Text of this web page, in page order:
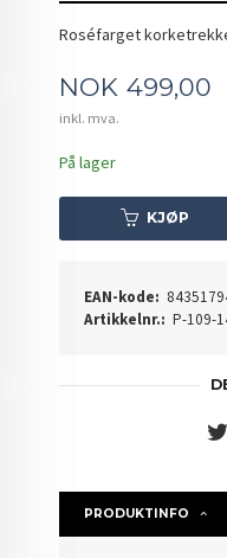
Roséfarget
Pris
NOK 499,00
inkl. mva.
På lager
KJØP
EAN-kode:
Artikkelnr.: P-109-
PRODUKTINFO